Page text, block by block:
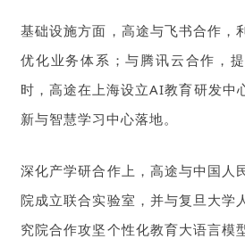
基础设施方面，高途与飞书合作，
优化业务体系；与腾讯云合作，
时，高途在上海设立AI教育研发中
新与智慧学习中心落地。
深化产学研合作上，高途与中国人
院成立联合实验室，并与复旦大学
究院合作攻坚个性化教育大语言模